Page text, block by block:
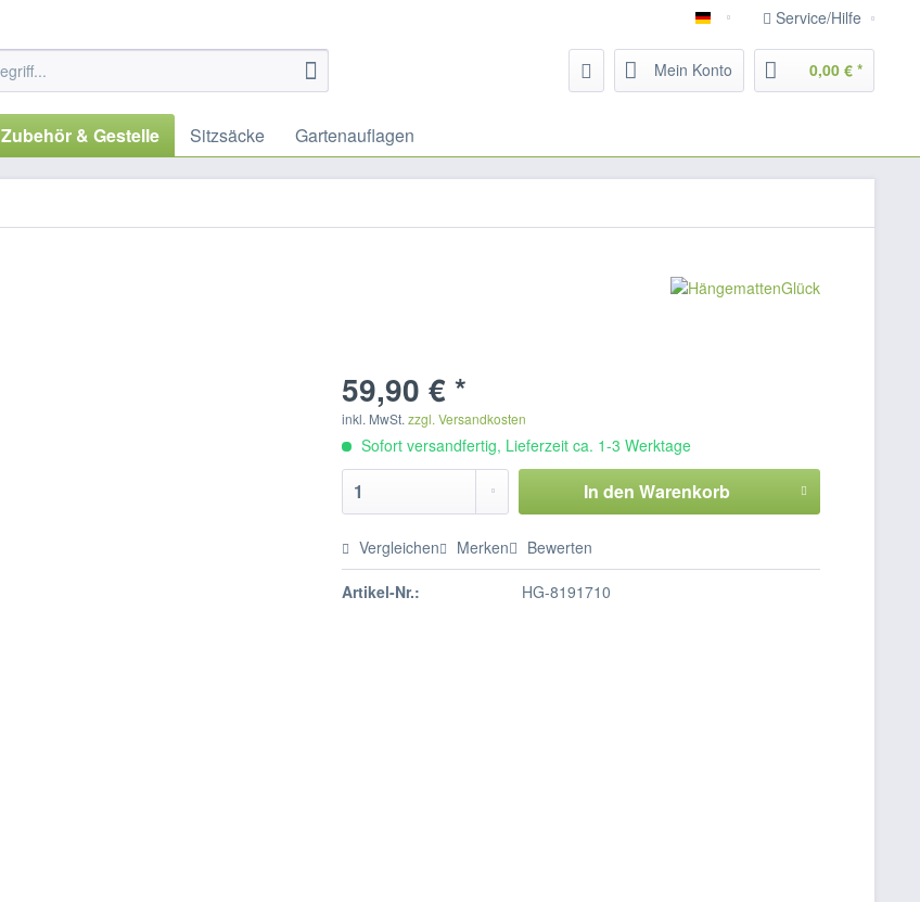
Deutsch Service/Hilfe
Mein Konto 0,00 € *
Zubehör & Gestelle Sitzsäcke Gartenauflagen
59,90 € *
inkl. MwSt.zzgl. Versandkosten
Sofort versandfertig, Lieferzeit ca. 1-3 Werktage
In den Warenkorb
Vergleichen Merken Bewerten
Artikel-Nr.: HG-8191710